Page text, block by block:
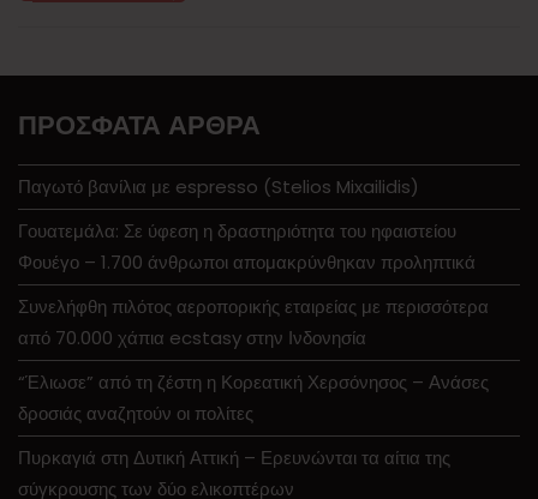
ΠΡΌΣΦΑΤΑ ΆΡΘΡΑ
Παγωτό βανίλια με espresso (Stelios Mixailidis)
Γουατεμάλα: Σε ύφεση η δραστηριότητα του ηφαιστείου
Φουέγο – 1.700 άνθρωποι απομακρύνθηκαν προληπτικά
Συνελήφθη πιλότος αεροπορικής εταιρείας με περισσότερα
από 70.000 χάπια ecstasy στην Ινδονησία
“Έλιωσε” από τη ζέστη η Κορεατική Χερσόνησος – Ανάσες
δροσιάς αναζητούν οι πολίτες
Πυρκαγιά στη Δυτική Αττική – Ερευνώνται τα αίτια της
σύγκρουσης των δύο ελικοπτέρων